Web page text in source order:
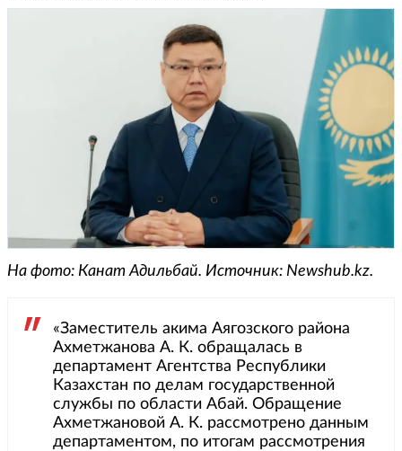
На фото: Канат Адильбай. Источник: Newshub.kz.
«Заместитель акима Аягозского района
Ахметжанова А. К. обращалась в
департамент Агентства Республики
Казахстан по делам государственной
службы по области Абай. Обращение
Ахметжановой А. К. рассмотрено данным
департаментом, по итогам рассмотрения